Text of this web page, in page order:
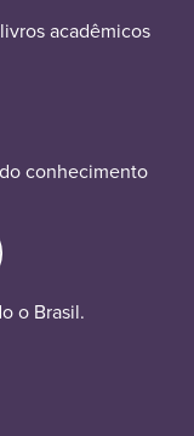
acadêmicos
conhecimento
o Brasil.